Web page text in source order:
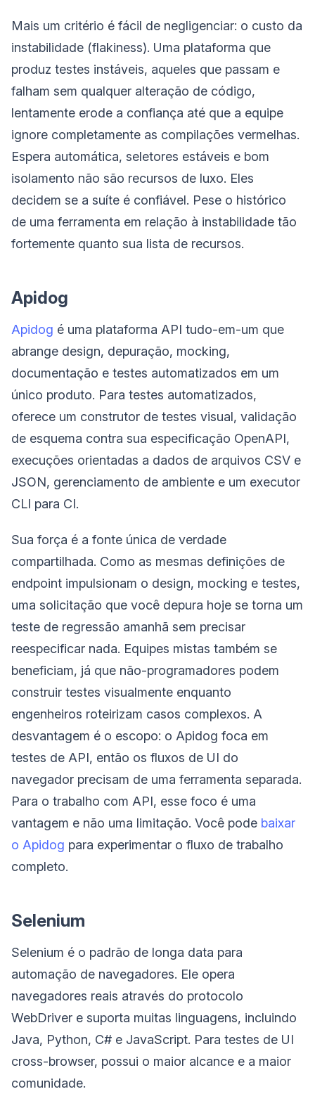
Mais um critério é fácil de negligenciar: o custo da
instabilidade (flakiness). Uma plataforma que
produz testes instáveis, aqueles que passam e
falham sem qualquer alteração de código,
lentamente erode a confiança até que a equipe
ignore completamente as compilações vermelhas.
Espera automática, seletores estáveis e bom
isolamento não são recursos de luxo. Eles
decidem se a suíte é confiável. Pese o histórico
de uma ferramenta em relação à instabilidade tão
fortemente quanto sua lista de recursos.
Apidog
Apidog é uma plataforma API tudo-em-um que
abrange design, depuração, mocking,
documentação e testes automatizados em um
único produto. Para testes automatizados,
oferece um construtor de testes visual, validação
de esquema contra sua especificação OpenAPI,
execuções orientadas a dados de arquivos CSV e
JSON, gerenciamento de ambiente e um executor
CLI para CI.
Sua força é a fonte única de verdade
compartilhada. Como as mesmas definições de
endpoint impulsionam o design, mocking e testes,
uma solicitação que você depura hoje se torna um
teste de regressão amanhã sem precisar
reespecificar nada. Equipes mistas também se
beneficiam, já que não-programadores podem
construir testes visualmente enquanto
engenheiros roteirizam casos complexos. A
desvantagem é o escopo: o Apidog foca em
testes de API, então os fluxos de UI do
navegador precisam de uma ferramenta separada.
Para o trabalho com API, esse foco é uma
vantagem e não uma limitação. Você pode baixar
o Apidog para experimentar o fluxo de trabalho
completo.
Selenium
Selenium é o padrão de longa data para
automação de navegadores. Ele opera
navegadores reais através do protocolo
WebDriver e suporta muitas linguagens, incluindo
Java, Python, C# e JavaScript. Para testes de UI
cross-browser, possui o maior alcance e a maior
comunidade.